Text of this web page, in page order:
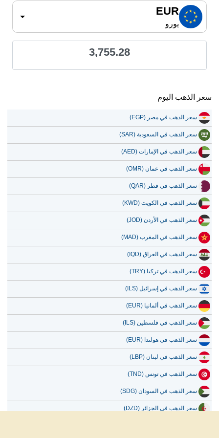
EUR
يورو
3,755.28
سعر الذهب اليوم
سعر الذهب في مصر (EGP)
سعر الذهب في السعودية (SAR)
سعر الذهب في الإمارات (AED)
سعر الذهب في عمان (OMR)
سعر الذهب في قطر (QAR)
سعر الذهب في الكويت (KWD)
سعر الذهب في الأردن (JOD)
سعر الذهب في المغرب (MAD)
سعر الذهب في العراق (IQD)
سعر الذهب في تركيا (TRY)
سعر الذهب في إسرائيل (ILS)
سعر الذهب في ألمانيا (EUR)
سعر الذهب في فلسطين (ILS)
سعر الذهب في هولندا (EUR)
سعر الذهب في لبنان (LBP)
سعر الذهب في تونس (TND)
سعر الذهب في السودان (SDG)
سعر الذهب في الجزائر (DZD)